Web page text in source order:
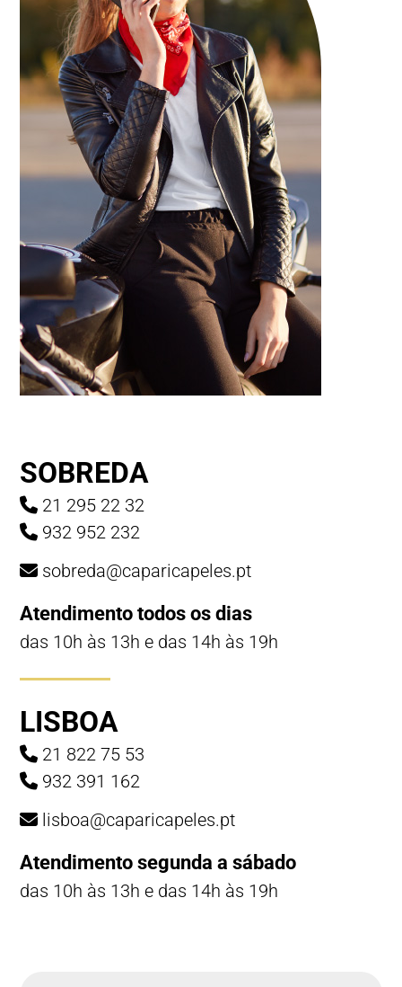
SOBREDA
21 295 22 32
932 952 232
sobreda@caparicapeles.pt
Atendimento todos os dias
das 10h às 13h e das 14h às 19h
LISBOA
21 822 75 53
932 391 162
lisboa@caparicapeles.pt
Atendimento segunda a sábado
das 10h às 13h e das 14h às 19h